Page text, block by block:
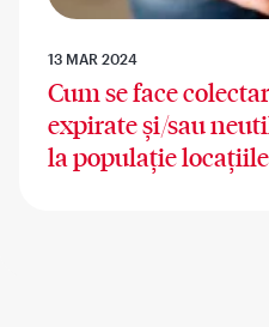
13 MAR 2024
Cum se face
expirate și/sau
la populație